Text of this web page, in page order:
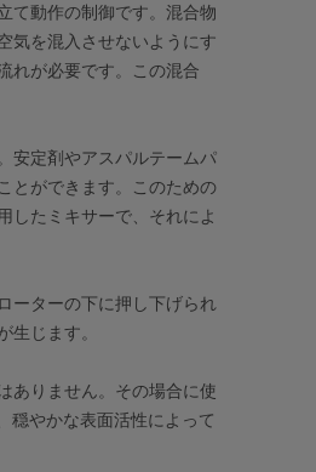
て動作の制御です。混合物
気を混入させないようにす
れが必要です。この混合
安定剤やアスパルテームパ
とができます。このための
したミキサーで、それによ
ーターの下に押し下げられ
じます。
ありません。その場合に使
穏やかな表面活性によって